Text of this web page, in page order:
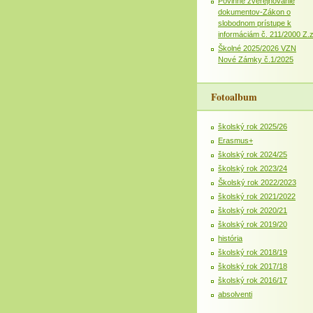
dokumentov-Zákon o
slobodnom prístupe k
informáciám č. 211/2000 Z.z
Školné 2025/2026 VZN
Nové Zámky č.1/2025
Fotoalbum
školský rok 2025/26
Erasmus+
školský rok 2024/25
školský rok 2023/24
Školský rok 2022/2023
školský rok 2021/2022
školský rok 2020/21
školský rok 2019/20
história
školský rok 2018/19
školský rok 2017/18
školský rok 2016/17
absolventi